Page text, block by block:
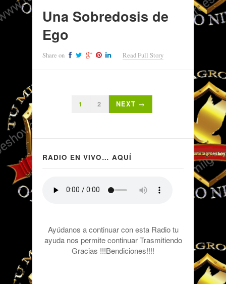
Una Sobredosis de
Ego
Share on Read Full Story
1 2 NEXT →
RADIO EN VIVO… AQUÍ
Ayúdanos a continuar con esta Radio tu
ayuda nos permite continuar Trasmitiendo
Gracias !!!Bendiciones!!!!